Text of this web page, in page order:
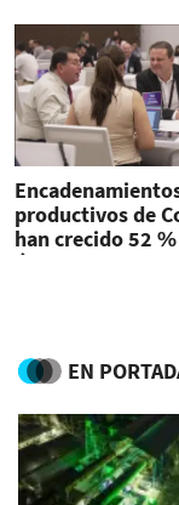
productivos de
han crecido 52
último año
EN